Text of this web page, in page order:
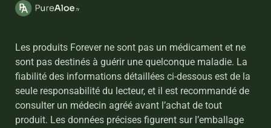
Les produits Forever ne sont pas un médicament et ne
sont pas destinés à guérir une quelconque maladie. La
fiabilité des informations détaillées ci-dessous est de la
seule responsabilité du lecteur, et il est recommandé de
consulter un médecin agréé avant l’achat de tout
produit. Les données précises figurent sur l’emballage